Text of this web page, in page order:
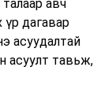
авч
үр дагавар
асуудалтай
асуулт тавьж,